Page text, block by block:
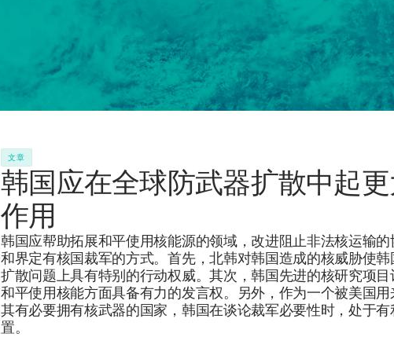
文章
韩国应在全球防武器扩散中起
作用
韩国应帮助拓展和平使用核能源的领域，改进阻止非法核运输的
和界定有核国裁军的方式。首先，北韩对韩国造成的核威胁使韩
扩散问题上具有特别的行动权威。其次，韩国先进的核研究项目
和平使用核能方面具备有力的发言权。另外，作为一个被美国用
其有必要拥有核武器的国家，韩国在谈论裁军必要性时，处于有
置。